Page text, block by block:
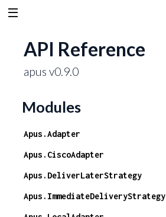
API Reference
apus v0.9.0
Modules
Apus.Adapter
Apus.CiscoAdapter
Apus.DeliverLaterStrategy
Apus.ImmediateDeliveryStrategy